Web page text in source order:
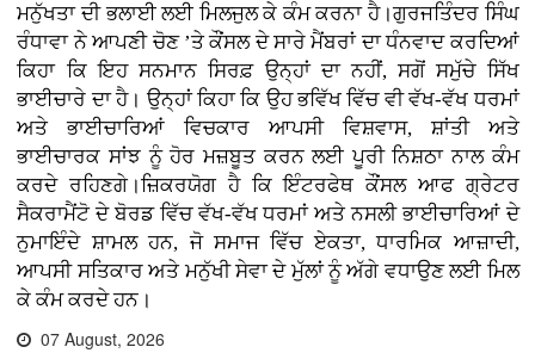
ਮਨੁੱਖਤਾ ਦੀ ਭਲਾਈ ਲਈ ਮਿਲਜੁਲ ਕੇ ਕੰਮ ਕਰਨਾ ਹੈ।ਗੁਰਜਤਿੰਦਰ ਸਿੰਘ
ਰੰਧਾਵਾ ਨੇ ਆਪਣੀ ਚੋਣ ’ਤੇ ਕੌਂਸਲ ਦੇ ਸਾਰੇ ਮੈਂਬਰਾਂ ਦਾ ਧੰਨਵਾਦ ਕਰਦਿਆਂ
ਕਿਹਾ ਕਿ ਇਹ ਸਨਮਾਨ ਸਿਰਫ਼ ਉਨ੍ਹਾਂ ਦਾ ਨਹੀਂ, ਸਗੋਂ ਸਮੁੱਚੇ ਸਿੱਖ
ਭਾਈਚਾਰੇ ਦਾ ਹੈ। ਉਨ੍ਹਾਂ ਕਿਹਾ ਕਿ ਉਹ ਭਵਿੱਖ ਵਿੱਚ ਵੀ ਵੱਖ-ਵੱਖ ਧਰਮਾਂ
ਅਤੇ ਭਾਈਚਾਰਿਆਂ ਵਿਚਕਾਰ ਆਪਸੀ ਵਿਸ਼ਵਾਸ, ਸ਼ਾਂਤੀ ਅਤੇ
ਭਾਈਚਾਰਕ ਸਾਂਝ ਨੂੰ ਹੋਰ ਮਜ਼ਬੂਤ ਕਰਨ ਲਈ ਪੂਰੀ ਨਿਸ਼ਠਾ ਨਾਲ ਕੰਮ
ਕਰਦੇ ਰਹਿਣਗੇ।ਜ਼ਿਕਰਯੋਗ ਹੈ ਕਿ ਇੰਟਰਫੇਥ ਕੌਂਸਲ ਆਫ ਗ੍ਰੇਟਰ
ਸੈਕਰਾਮੈਂਟੋ ਦੇ ਬੋਰਡ ਵਿੱਚ ਵੱਖ-ਵੱਖ ਧਰਮਾਂ ਅਤੇ ਨਸਲੀ ਭਾਈਚਾਰਿਆਂ ਦੇ
ਨੁਮਾਇੰਦੇ ਸ਼ਾਮਲ ਹਨ, ਜੋ ਸਮਾਜ ਵਿੱਚ ਏਕਤਾ, ਧਾਰਮਿਕ ਆਜ਼ਾਦੀ,
ਆਪਸੀ ਸਤਿਕਾਰ ਅਤੇ ਮਨੁੱਖੀ ਸੇਵਾ ਦੇ ਮੁੱਲਾਂ ਨੂੰ ਅੱਗੇ ਵਧਾਉਣ ਲਈ ਮਿਲ
ਕੇ ਕੰਮ ਕਰਦੇ ਹਨ।
07 August, 2026